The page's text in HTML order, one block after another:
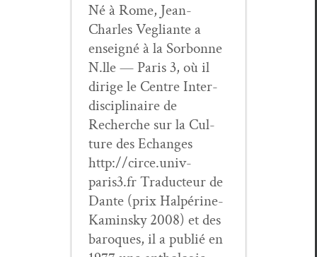
Né à Rome, Jean-
Charles Veg­liante a
enseigné à la Sor­bonne
N.lle — Paris 3, où il
dirige le Cen­tre Inter­
dis­ci­plinaire de
Recherche sur la Cul­
ture des Echanges
http://circe.univ-
paris3.fr Tra­duc­teur de
Dante (prix Halpérine-
Kamin­sky 2008) et des
baro­ques, il a pub­lié en